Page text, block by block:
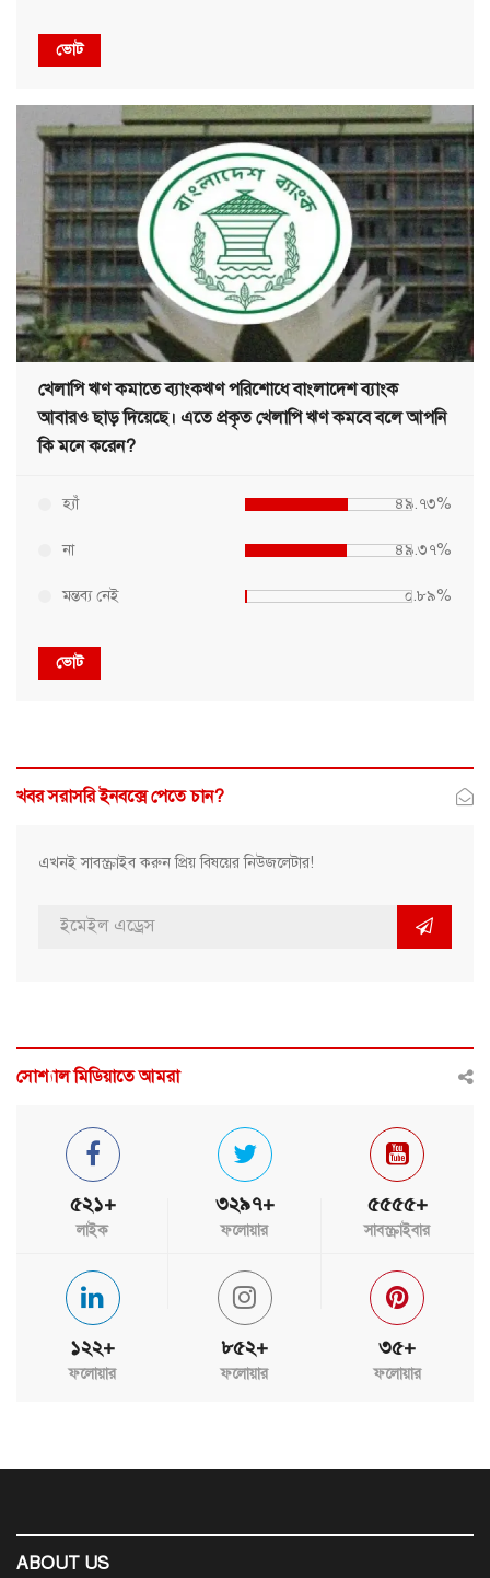
ভোট
খেলাপি ঋণ কমাতে ব্যাংকঋণ পরিশোধে বাংলাদেশ ব্যাংক
আবারও ছাড় দিয়েছে। এতে প্রকৃত খেলাপি ঋণ কমবে বলে আপনি
কি মনে করেন?
হ্যাঁ ৪৯.৭৩%
না ৪৯.৩৭%
মন্তব্য নেই ০.৮৯%
ভোট
খবর সরাসরি ইনবক্সে পেতে চান?
এখনই সাবস্ক্রাইব করুন প্রিয় বিষয়ের নিউজলেটার!
সোশ্যাল মিডিয়াতে আমরা
৫২১+
লাইক
৩২৯৭+
ফলোয়ার
৫৫৫৫+
সাবস্ক্রাইবার
১২২+
ফলোয়ার
৮৫২+
ফলোয়ার
৩৫+
ফলোয়ার
ABOUT US